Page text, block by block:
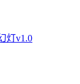
灯v1.0